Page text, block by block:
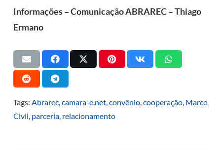
Informações – Comunicação ABRAREC – Thiago
Ermano
Tags: Abrarec,camara-e.net,convênio,cooperação, Marco
Civil, parceria, relacionamento